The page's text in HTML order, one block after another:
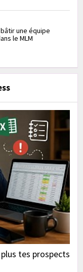
une équipe
le MLM
tes prospects